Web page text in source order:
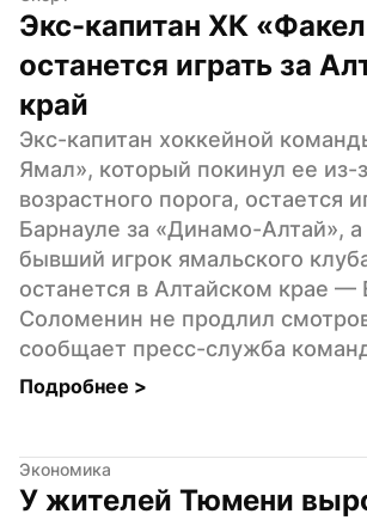
Экс-капитан ХК
останется играть за
край
Экс-капитан хоккейной
Ямал», который покинул ее из-
возрастного порога, остается
Барнауле за «Динамо-Алтай»,
бывший игрок ямальского
останется в Алтайском крае —
Соломенин не продлил
сообщает пресс-служба
Подробнее >
Экономика
У жителей Тюмени